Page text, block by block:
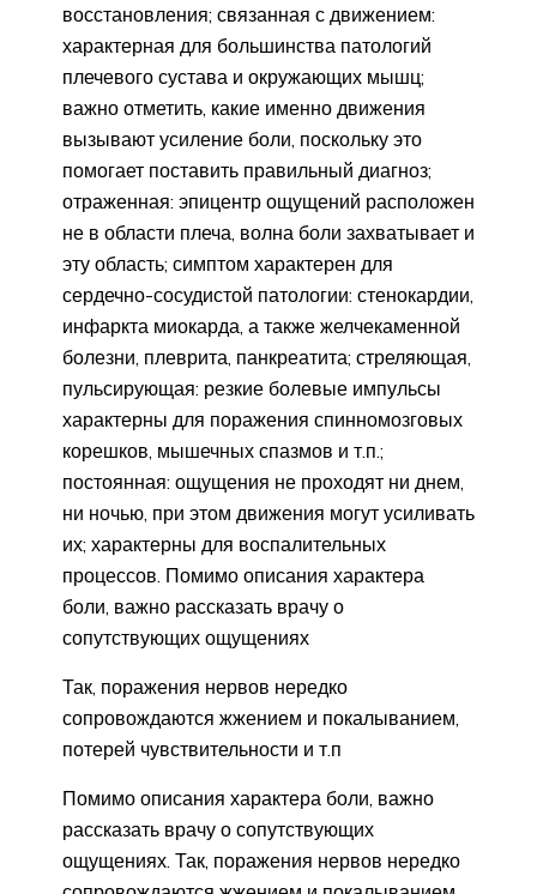
восстановления; связанная с движением:
характерная для большинства патологий
плечевого сустава и окружающих мышц;
важно отметить, какие именно движения
вызывают усиление боли, поскольку это
помогает поставить правильный диагноз;
отраженная: эпицентр ощущений расположен
не в области плеча, волна боли захватывает и
эту область; симптом характерен для
сердечно-сосудистой патологии: стенокардии,
инфаркта миокарда, а также желчекаменной
болезни, плеврита, панкреатита; стреляющая,
пульсирующая: резкие болевые импульсы
характерны для поражения спинномозговых
корешков, мышечных спазмов и т.п.;
постоянная: ощущения не проходят ни днем,
ни ночью, при этом движения могут усиливать
их; характерны для воспалительных
процессов. Помимо описания характера
боли, важно рассказать врачу о
сопутствующих ощущениях
Так, поражения нервов нередко
сопровождаются жжением и покалыванием,
потерей чувствительности и т.п
Помимо описания характера боли, важно
рассказать врачу о сопутствующих
ощущениях. Так, поражения нервов нередко